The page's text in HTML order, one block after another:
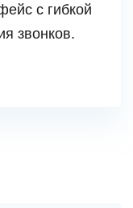
с гибкой
звонков.